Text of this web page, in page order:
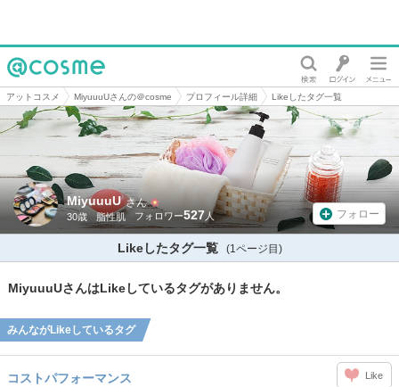
@cosme
アットコスメ MiyuuuUさんの＠cosme プロフィール詳細 Likeしたタグ一覧
MiyuuuU さん
30歳 脂性肌 527 フォロー
Likeしたタグ一覧 (1ページ目)
MiyuuuUさんはLikeしているタグがありません。
みんながLikeしているタグ
コストパフォーマンス Like